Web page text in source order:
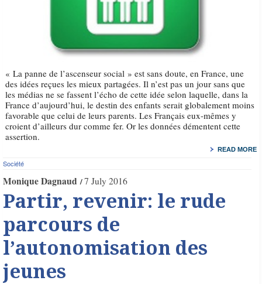
« La panne de l’ascenseur social » est sans doute, en France, une
des idées reçues les mieux partagées. Il n’est pas un jour sans que
les médias ne se fassent l’écho de cette idée selon laquelle, dans la
France d’aujourd’hui, le destin des enfants serait globalement moins
favorable que celui de leurs parents. Les Français eux-mêmes y
croient d’ailleurs dur comme fer. Or les données démentent cette
assertion.
READ MORE
Société
Monique Dagnaud 7 July 2016
Partir, revenir: le rude
parcours de
l’autonomisation des
jeunes